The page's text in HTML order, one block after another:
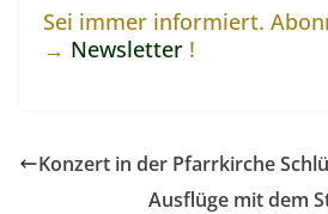
Sei immer informiert.
→ Newsletter !
Konzert in der Pfarrkirche
Ausflüge mit dem